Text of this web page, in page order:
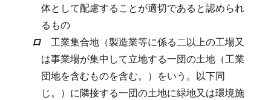
体として配慮することが適切であると認められ
るもの
ロ 工業集合地（製造業等に係る二以上の工場又
は事業場が集中して立地する一団の土地（工業
団地を含むものを含む。）をいう。以下同
じ。）に隣接する一団の土地に緑地又は環境施